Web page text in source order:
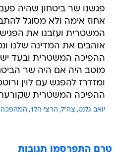
פגשנו שר ביטחון שהיה
אחוז אימה ולא מסוגל
המשטרית ועזבנו את
אוהבים את המדינה שלנו
ההפיכה המשטרית ובעד
מוטב היה אם היה שר
ומזדרז להפגש עם לוין
ההפיכה המשטרית
יואב גלנט צה"ל הרצי הלוי
טרם התפרסמו תגובות